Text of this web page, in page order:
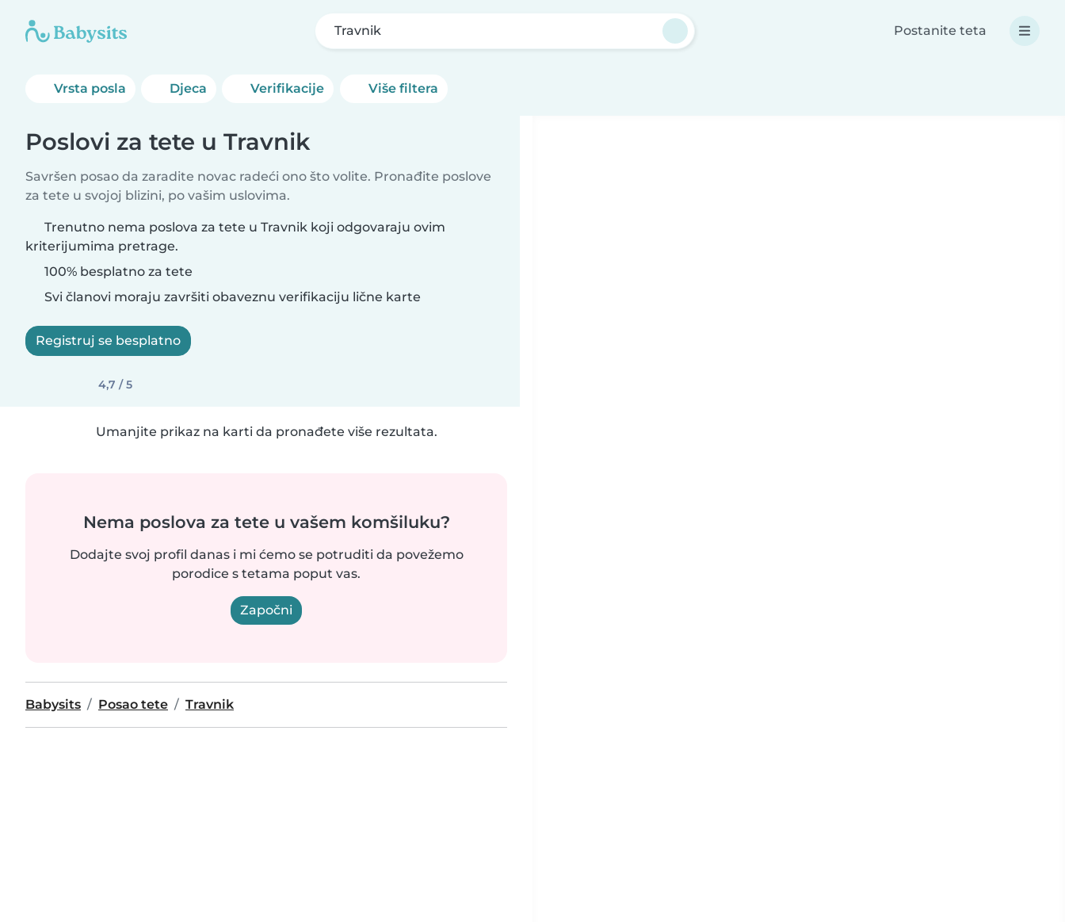
Travnik Postanite teta
Vrsta posla Djeca Verifikacije Više filtera
Poslovi za tete u Travnik
Savršen posao da zaradite novac radeći ono što volite. Pronađite poslove
za tete u svojoj blizini, po vašim uslovima.
Trenutno nema poslova za tete u Travnik koji odgovaraju ovim
kriterijumima pretrage.
100% besplatno za tete
Svi članovi moraju završiti obaveznu verifikaciju lične karte
Registruj se besplatno
4,7 / 5
Umanjite prikaz na karti da pronađete više rezultata.
Nema poslova za tete u vašem komšiluku?
Dodajte svoj profil danas i mi ćemo se potruditi da povežemo
porodice s tetama poput vas.
Započni
Babysits Posao tete Travnik